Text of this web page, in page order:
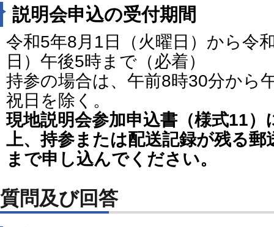
説明会申込の受付期間
令和5年8月1日（火曜日）から令
日）午後5時まで（必着）
持参の場合は、午前8時30分から
祝日を除く。
現地説明会参加申込書（様式11）
上、持参または配送記録が残る
まで申し込んでください。
質問及び回答